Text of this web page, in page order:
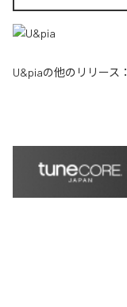
U&piaの他のリリース：